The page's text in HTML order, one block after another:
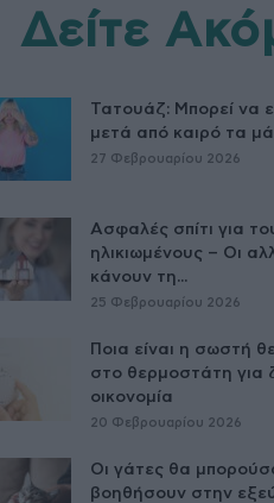
Δείτε
Τατουάζ: Μπορεί να
μετά από καιρό τα
27 Φεβρουαρίου 2026
Ασφαλές σπίτι για
ηλικιωμένους – Οι
κάνουν τη...
25 Φεβρουαρίου 2026
Ποια είναι η σωστή
στο θερμοστάτη για
οικονομία
20 Φεβρουαρίου 2026
Οι γάτες θα
βοηθήσουν στην